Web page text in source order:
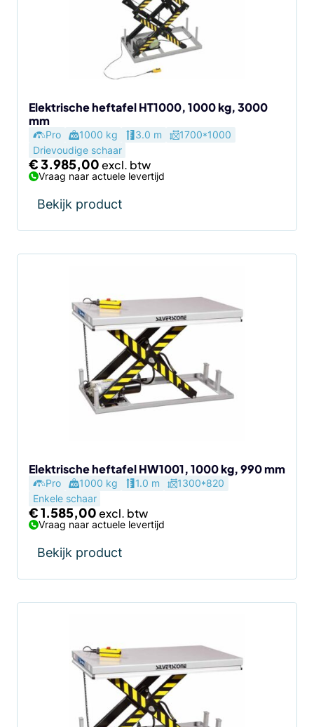
Elektrische heftafel HT1000, 1000 kg, 3000
mm
Pro 1000 kg 3.0 m
1700*1000
Drievoudige schaar
€3.985,00
Vraag naar actuele levertijd
Bekijk product
Elektrische heftafel HW1001, 1000 kg, 990 mm
Pro 1000 kg 1.0 m
1300*820
Enkele schaar
€1.585,00
Vraag naar actuele levertijd
Bekijk product